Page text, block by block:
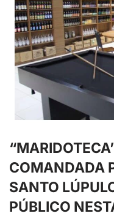
COMANDADA
SANTO
PÚBLICO